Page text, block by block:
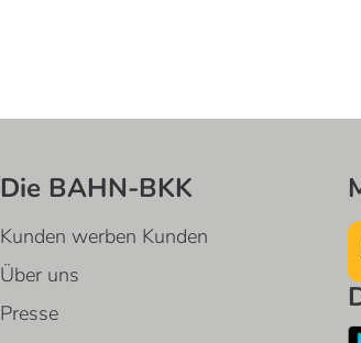
Die BAHN-BKK
Kunden werben Kunden
Über uns
Presse